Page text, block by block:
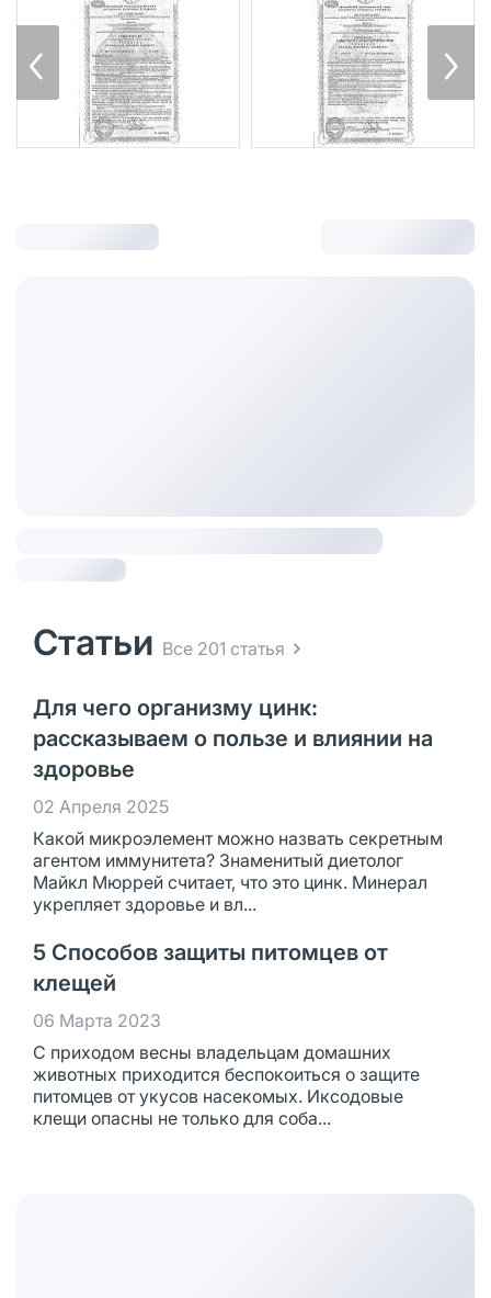
Статьи Все 201 статья
Для чего организму цинк:
рассказываем о пользе и влиянии на
здоровье
02 Апреля 2025
Какой микроэлемент можно назвать секретным
агентом иммунитета? Знаменитый диетолог
Майкл Мюррей считает, что это цинк. Минерал
укрепляет здоровье и вл...
5 Способов защиты питомцев от
клещей
06 Марта 2023
С приходом весны владельцам домашних
животных приходится беспокоиться о защите
питомцев от укусов насекомых. Иксодовые
клещи опасны не только для соба...